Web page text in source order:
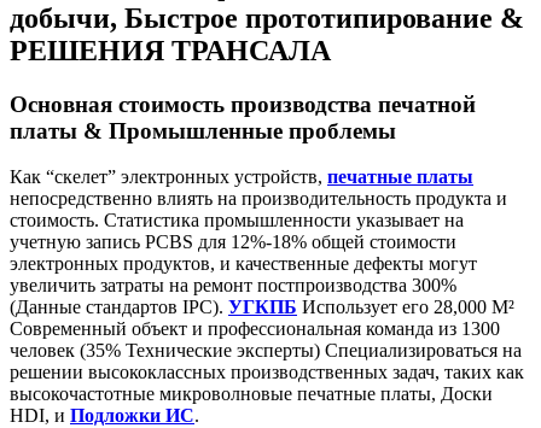
добычи, Быстрое прототипирование &
РЕШЕНИЯ ТРАНСАЛА
Основная стоимость производства печатной
платы & Промышленные проблемы
Как “скелет” электронных устройств, печатные платы
непосредственно влиять на производительность продукта и
стоимость. Статистика промышленности указывает на
учетную запись PCBS для 12%-18% общей стоимости
электронных продуктов, и качественные дефекты могут
увеличить затраты на ремонт постпроизводства 300%
(Данные стандартов IPC). УГКПБ Использует его 28,000 M²
Современный объект и профессиональная команда из 1300
человек (35% Технические эксперты) Специализироваться на
решении высококлассных производственных задач, таких как
высокочастотные микроволновые печатные платы, Доски
HDI, и Подложки ИС.